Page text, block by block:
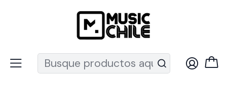
Recuerda que ahora nos puedes encontrar en el MUT
Cajones Cajón Travel Tumbao Tp50